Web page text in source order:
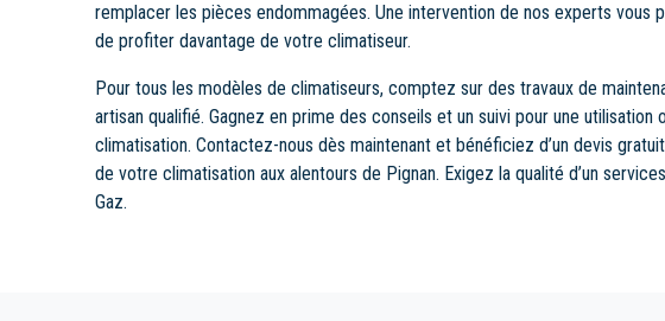
remplacer les pièces endommagées. Une intervention de nos experts vous
de profiter davantage de votre climatiseur.
Pour tous les modèles de climatiseurs, comptez sur des travaux de
artisan qualifié. Gagnez en prime des conseils et un suivi pour une utilisation
climatisation. Contactez-nous dès maintenant et bénéficiez d’un devis
de votre climatisation aux alentours de Pignan. Exigez la qualité d’un
Gaz.